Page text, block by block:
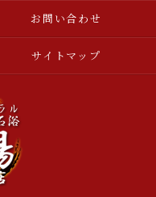
お問い合わせ
サイトマップ